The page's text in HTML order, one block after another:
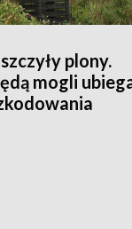
plony.
mogli